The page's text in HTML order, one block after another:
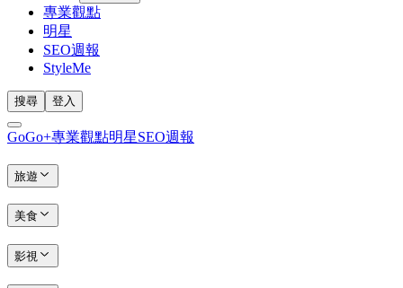
專業觀點
明星
SEO週報
StyleMe
搜尋 登入
GoGo+專業觀點明星SEO週報
旅遊
美食
影視